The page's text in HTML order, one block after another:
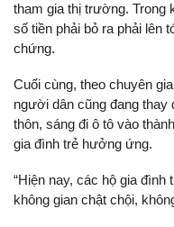
tham gia thị trường. Trong
số tiền phải bỏ ra phải lên
chứng.
Cuối cùng, theo chuyên
người dân cũng đang thay
thôn, sáng đi ô tô vào
gia đình trẻ hưởng ứng.
“Hiện nay, các hộ gia
không gian chật chội,